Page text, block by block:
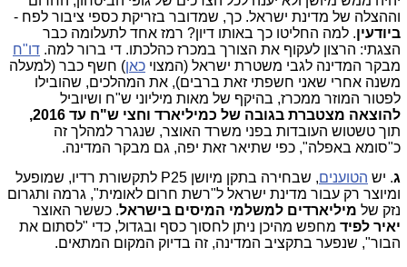
וההצלה של מדינת ישראל. כך, שמדובר בזריקת כספי ציבור לפח -
ביודעין. למה החליטו כך באותו דיון? רמז אחד לתעלומה כבר
הצגתי: הרצון לעקוף את הצורך במכרז כהלכתו. די ברור למה. דו"ח
מבקר המדינה לגבי משטרת ישראל (המצוי כאן) חשף כבר (למעלה
משנה אחרי שאני חשפתי זאת ברבים), את המהלכים, שהובילו
לפטור המוזר ממכרז, בהיקף של מאות מיליוני ש"ח ושיוביל
להוצאה מצטברת בגובה של כמיליארד וחצי ש"ח עד 2016,
תוך טשטוש העובדות בפני משרד האוצר, שנגרר למהלך זה
כ"סומא באפלה", כפי שתיאר זאת יפה, גם מבקר המדינה.
ג. יש הטוענים
, שבחירה בתקן מיושן P25 לתקשורת רדיו, שמופעל
ומיוצר רק עבור מדינת ישראל ל"רשת חרום לאומית", גרמה ותגרום
נזק של מיליארדים למשלמי המיסים בישראל. כששר האוצר
יאיר לפיד מחפש מהיכן ניתן לחסוך כסף ובגדול, כדי "לסתום את
הבור", שנפער בתקציב המדינה, זה בדיוק המקום המתאים.